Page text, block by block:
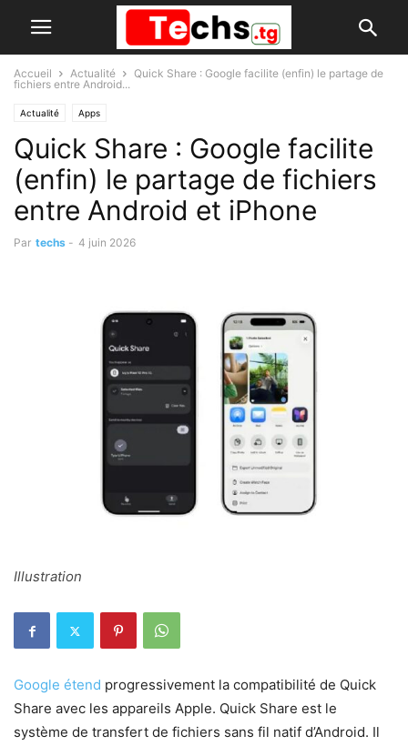
Accueil Actualité
Quick Share : Google facilite (enfin) le partage de
fichiers entre Android...
Actualité Apps
Quick Share : Google facilite
(enfin) le partage de fichiers
entre Android et iPhone
Par techs - 4 juin 2026
Illustration
Google étend progressivement la compatibilité de Quick
Share avec les appareils Apple. Quick Share est le
système de transfert de fichiers sans fil natif d’Android. Il